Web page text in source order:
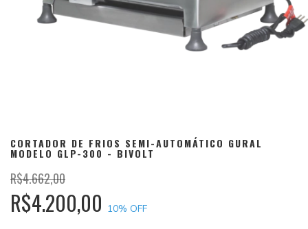
CORTADOR DE FRIOS SEMI-AUTOMÁTICO GURAL
MODELO GLP-300 - BIVOLT
R$4.662,00
R$4.200,00 10% OFF